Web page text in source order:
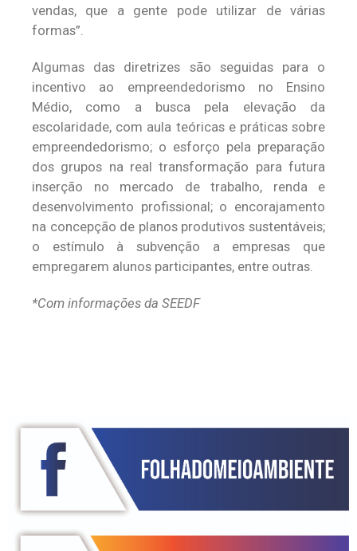
vendas, que a gente pode utilizar de várias
formas”.
Algumas das diretrizes são seguidas para o
incentivo ao empreendedorismo no Ensino
Médio, como a busca pela elevação da
escolaridade, com aula teóricas e práticas sobre
empreendedorismo; o esforço pela preparação
dos grupos na real transformação para futura
inserção no mercado de trabalho, renda e
desenvolvimento profissional; o encorajamento
na concepção de planos produtivos sustentáveis;
o estímulo à subvenção a empresas que
empregarem alunos participantes, entre outras.
*Com informações da SEEDF